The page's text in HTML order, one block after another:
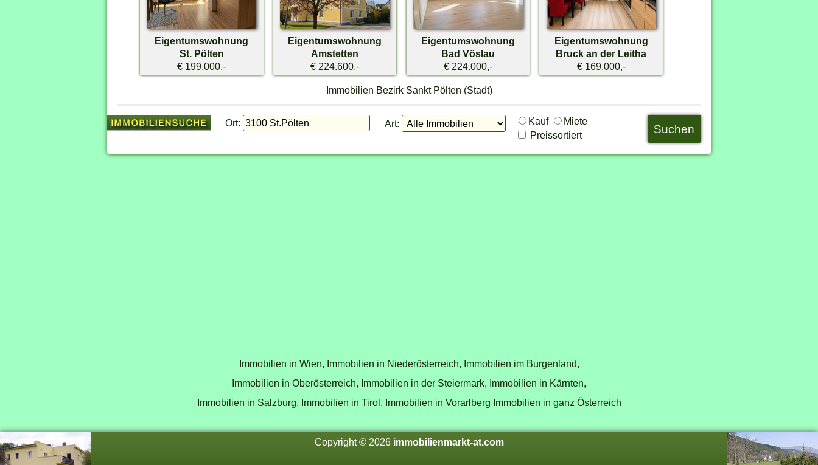
Eigentumswohnung
St. Pölten
€ 199.000,-
Eigentumswohnung
Amstetten
€ 224.600,-
Eigentumswohnung
Bad Vöslau
€ 224.000,-
Eigentumswohnung
Bruck an der Leitha
€ 169.000,-
Immobilien Bezirk Sankt Pölten (Stadt)
Ort: Art: Kauf
Miete
Preissortiert
Immobilien in Wien, Immobilien in Niederösterreich, Immobilien im Burgenland,
Immobilien in Oberösterreich, Immobilien in der Steiermark, Immobilien in Kärnten,
Immobilien in Salzburg, Immobilien in Tirol, Immobilien in Vorarlberg Immobilien in ganz Österreich
Copyright © 2026 immobilienmarkt-at.com